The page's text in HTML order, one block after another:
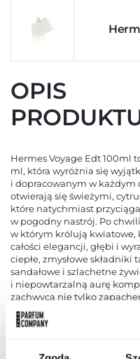
OPIS
Hermes Voyage Edt 100ml
ml, która wyróżnia się
i dopracowanym w każdym
otwierają się świeżymi,
które natychmiast
w pogodny nastrój. Po
w którym królują kwiatowe,
całości elegancji, głębi i
ciepłe, zmysłowe
sandałowe i szlachetne
i niepowtarzalną aurę
zachwyca nie tylko
zaprojektowanym
charakter produktu i